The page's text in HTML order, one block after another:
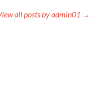
all posts by admin01 →